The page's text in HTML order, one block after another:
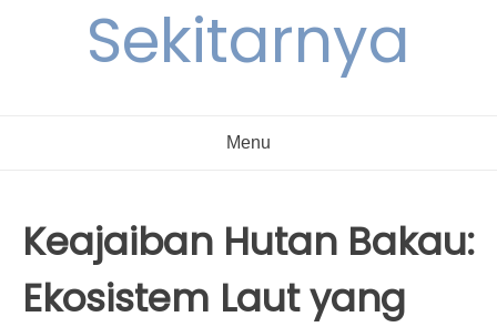
Sekitarnya
Menu
Keajaiban Hutan Bakau:
Ekosistem Laut yang